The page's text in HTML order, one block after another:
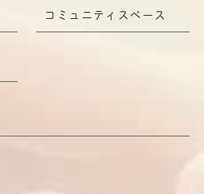
コミュニティスペース